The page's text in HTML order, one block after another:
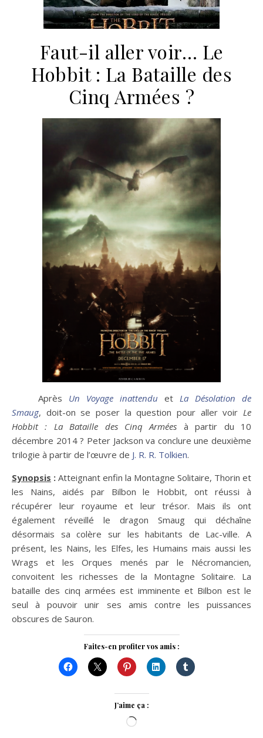
Faut-il aller voir… Le
Hobbit : La Bataille des
Cinq Armées ?
Après Un Voyage inattendu et La Désolation de
Smaug, doit-on se poser la question pour aller voir Le
Hobbit : La Bataille des Cinq Armées à partir du 10
décembre 2014 ? Peter Jackson va conclure une deuxième
trilogie à partir de l’œuvre de J. R. R. Tolkien.
Synopsis : Atteignant enfin la Montagne Solitaire, Thorin et
les Nains, aidés par Bilbon le Hobbit, ont réussi à
récupérer leur royaume et leur trésor. Mais ils ont
également réveillé le dragon Smaug qui déchaîne
désormais sa colère sur les habitants de Lac-ville. A
présent, les Nains, les Elfes, les Humains mais aussi les
Wrags et les Orques menés par le Nécromancien,
convoitent les richesses de la Montagne Solitaire. La
bataille des cinq armées est imminente et Bilbon est le
seul à pouvoir unir ses amis contre les puissances
obscures de Sauron.
Faites-en profiter vos amis :
J’aime ça :
Chargement…